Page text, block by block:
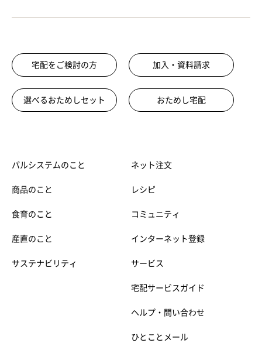
宅配をご検討の方 加入・資料請求
選べるおためしセット おためし宅配
パルシステムのこと
商品のこと
食育のこと
産直のこと
サステナビリティ
ネット注文
レシピ
コミュニティ
インターネット登録
サービス
宅配サービスガイド
ヘルプ・問い合わせ
ひとことメール